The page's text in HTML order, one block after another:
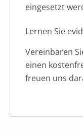
eingesetzt
Lernen Sie
Vereinbaren
einen
freuen uns